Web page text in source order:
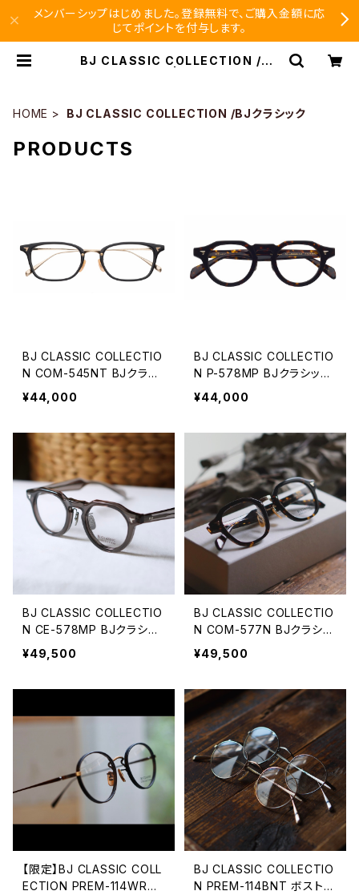
メンバーシップはじめました。登録無料で、ご購入金額に応
じてポイントを付与します。
BJ CLASSIC COLLECTION /BJ
HOME BJ CLASSIC COLLECTION /BJクラシック
PRODUCTS
BJ CLASSIC COLLECTIO
N COM-545NT BJクラシ
ック 51サイズ 53サイズ
¥44,000
BJ CLASSIC COLLECTIO
N P-578MP BJクラシック
アセテート クラウンパント
¥44,000
BJ CLASSIC COLLECTIO
N CE-578MP BJクラシッ
ク セルロイド クラウンパン
¥49,500
BJ CLASSIC COLLECTIO
N COM-577N BJクラシッ
ク パリジャン 2025AW
¥49,500
【限定】BJ CLASSIC COLL
ECTION PREM-114WRNL
BJ CLASSIC COLLECTIO
N PREM-114BNT ボストン